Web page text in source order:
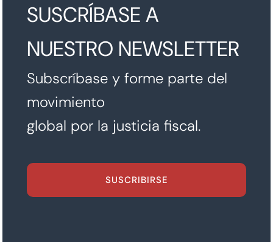
SUSCRÍBASE A
NUESTRO NEWSLETTER
Subscríbase y forme parte del
movimiento
global por la justicia fiscal.
SUSCRIBIRSE